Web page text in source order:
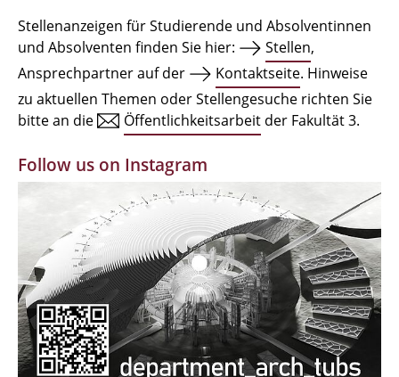
Institute
Einrichtungen
Zeichensäle
MBW | Modellbauwerkstatt
Alumni | cloud club
Dokumente und Downloads
Stellenanzeigen für Studierende und Absolventinnen
und Absolventen finden Sie hier:
Stellen,
Ansprechpartner auf der
Kontaktseite. Hinweise
zu aktuellen Themen oder Stellengesuche richten Sie
bitte an die
Öffentlichkeitsarbeit der Fakultät 3.
Follow us on Instagram